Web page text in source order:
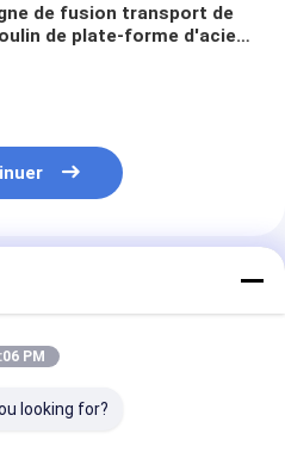
de fusion transport de
de plate-forme d'acier
PM
looking for?